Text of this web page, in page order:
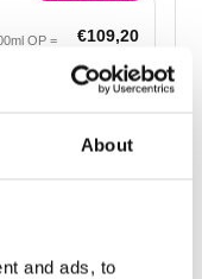
About
and ads, to
OP =
€109,20
Geleverd